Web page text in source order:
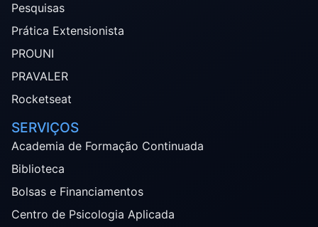
Pesquisas
Prática Extensionista
PROUNI
PRAVALER
Rocketseat
SERVIÇOS
Academia de Formação Continuada
Biblioteca
Bolsas e Financiamentos
Centro de Psicologia Aplicada